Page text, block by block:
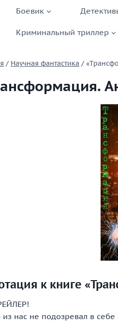
Боевик
Криминальный триллер
/ Научная фантастика /
к книге
из нас не подозревал в